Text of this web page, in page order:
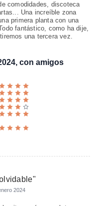
comodidades, discoteca
Una increíble zona
primera planta con una
fantástico, como ha dije,
una tercera vez.
con amigos
"
2024